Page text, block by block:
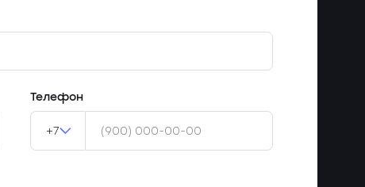
Телефон
+7